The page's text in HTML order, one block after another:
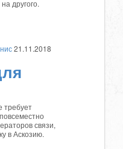
другого.
21.11.2018
требует
связи,
в Аскозию.